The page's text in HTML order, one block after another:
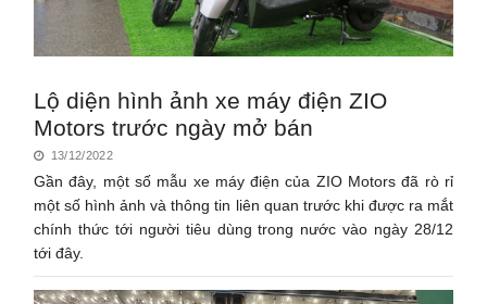
Lộ diện hình ảnh xe máy điện ZIO
Motors trước ngày mở bán
13/12/2022
Gần đây, một số mẫu xe máy điện của ZIO Motors đã rò rỉ
một số hình ảnh và thông tin liên quan trước khi được ra mắt
chính thức tới người tiêu dùng trong nước vào ngày 28/12
tới đây.